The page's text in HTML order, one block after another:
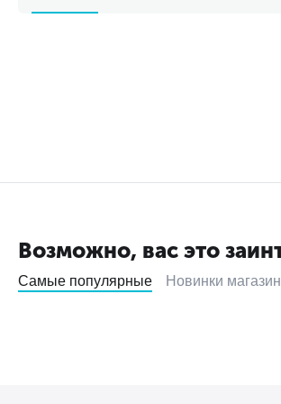
Возможно, вас это
Самые популярные Новинки